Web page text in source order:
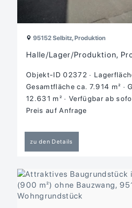
95152 Selbitz, Produktion
Halle/Lager/Produktion,
Objekt-ID 02372
Gesamtfläche ca. 7.914 m²
12.631 m²
Verfügbar ab
Preis auf Anfrage
zu den Details